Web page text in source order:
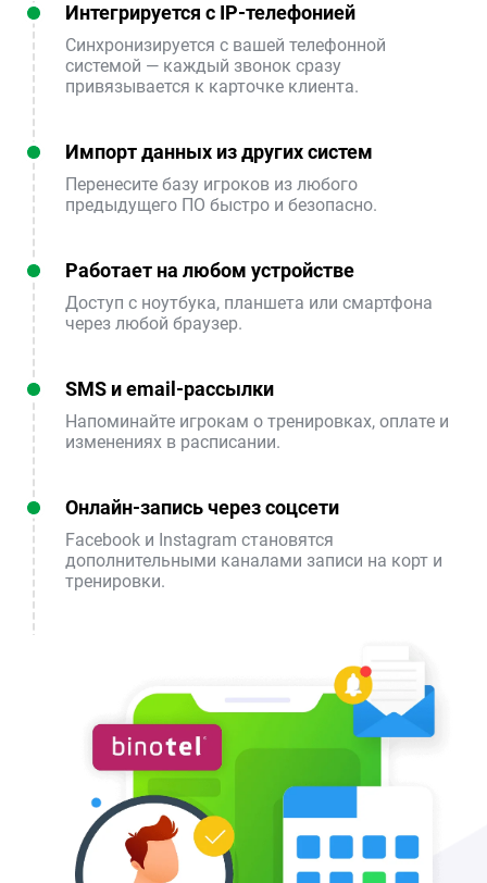
Интегрируется с IP-телефонией
Синхронизируется с вашей телефонной
системой — каждый звонок сразу
привязывается к карточке клиента.
Импорт данных из других систем
Перенесите базу игроков из любого
предыдущего ПО быстро и безопасно.
Работает на любом устройстве
Доступ с ноутбука, планшета или смартфона
через любой браузер.
SMS и email-рассылки
Напоминайте игрокам о тренировках, оплате и
изменениях в расписании.
Онлайн-запись через соцсети
Facebook и Instagram становятся
дополнительными каналами записи на корт и
тренировки.